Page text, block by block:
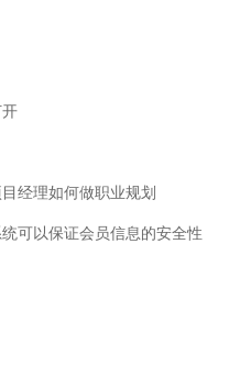
经理如何做职业规划
可以保证会员信息的安全性